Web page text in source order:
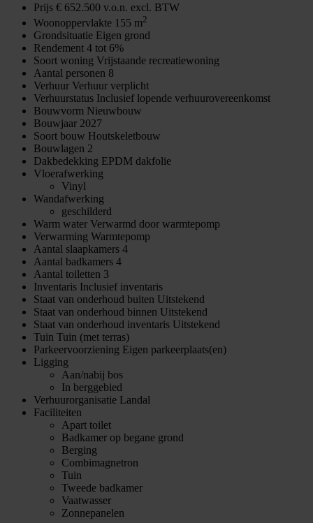
Prijs € 652.500 v.o.n. excl. BTW
Woonoppervlakte 155 m2
Grondsituatie Eigen grond
Rendement 4 tot 6%
Soort woning Vrijstaande recreatiewoning
Aantal personen 8
Verhuur Verhuur verplicht
Verhuurstatus Inclusief lopende verhuurovereenkomst
Bouwvorm Nieuwbouw
Bouwjaar 2027
Soort bouw Houtskeletbouw
Bouwlagen 2
Dakbedekking EPDM dakfolie
Vloerafwerking
Vinyl
Wandafwerking
geschilderd
Warm water Verwarmd door warmtepomp
Verwarming Warmtepomp
Aantal slaapkamers 4
Aantal badkamers 4
Aantal toiletten 3
Inventaris Inclusief inventaris
Staat van onderhoud buiten Uitstekend
Staat van onderhoud binnen Uitstekend
Staat van onderhoud inventaris Uitstekend
Tuin Tuin (met terras)
Parkeervoorziening Eigen parkeerplaats(en)
Ligging
Aan/nabij bos
In berggebied
Verhuurorganisatie Landal
Faciliteiten
Apart toilet
Badkamer op begane grond
Berging
Combimagnetron
Tuin
Tweede badkamer
Vaatwasser
Zonnepanelen